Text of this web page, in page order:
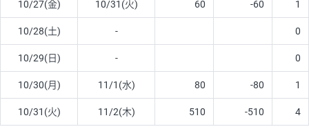
10/27(金) 10/31(火) 60 -60 1
10/28(土) - 0
10/29(日) - 0
10/30(月) 11/1(水) 80 -80 1
10/31(火) 11/2(木) 510 -510 4